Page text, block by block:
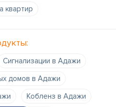
квартир
Сигнализации в Адажи
домов в Адажи
Кобленз в Адажи